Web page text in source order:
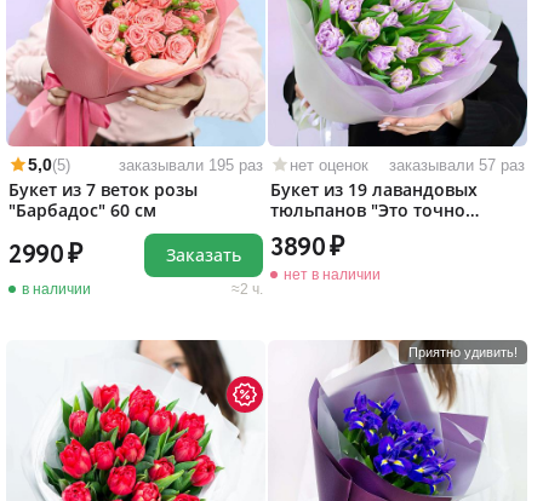
5,0(5) заказывали 195 раз
Букет из 7 веток розы
"Барбадос" 60 см
2990
в наличии 2 ч.
Заказать
нет оценок заказывали 57 раз
Букет из 19 лавандовых
тюльпанов "Это точно
любовь!"
3890
нет в наличии
Приятно удивить!